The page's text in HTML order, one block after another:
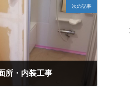
次の記事
所・内装工事